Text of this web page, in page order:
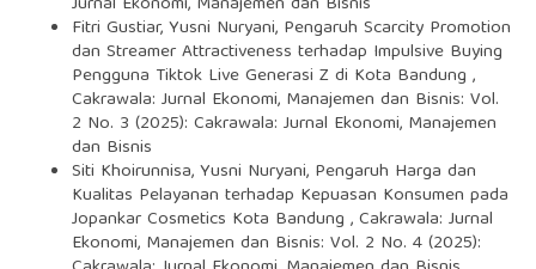
Fitri Gustiar, Yusni Nuryani, Pengaruh Scarcity Promotion
dan Streamer Attractiveness terhadap Impulsive Buying
Pengguna Tiktok Live Generasi Z di Kota Bandung ,
Cakrawala: Jurnal Ekonomi, Manajemen dan Bisnis: Vol.
2 No. 3 (2025): Cakrawala: Jurnal Ekonomi, Manajemen
dan Bisnis
Siti Khoirunnisa, Yusni Nuryani, Pengaruh Harga dan
Kualitas Pelayanan terhadap Kepuasan Konsumen pada
Jopankar Cosmetics Kota Bandung ,Cakrawala: Jurnal
Ekonomi, Manajemen dan Bisnis: Vol. 2 No. 4 (2025):